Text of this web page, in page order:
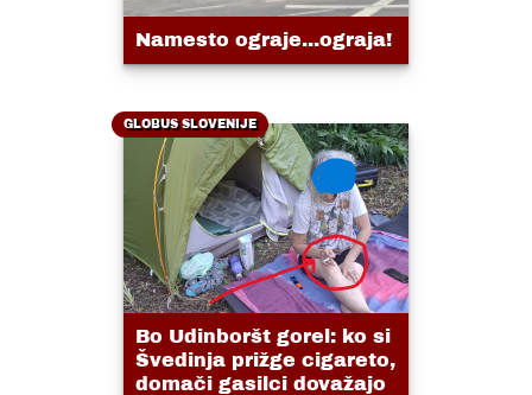
Namesto ograje...ograja!
GLOBUS SLOVENIJE
Bo Udinboršt gorel: ko si
Švedinja prižge cigareto,
domači gasilci dovažajo